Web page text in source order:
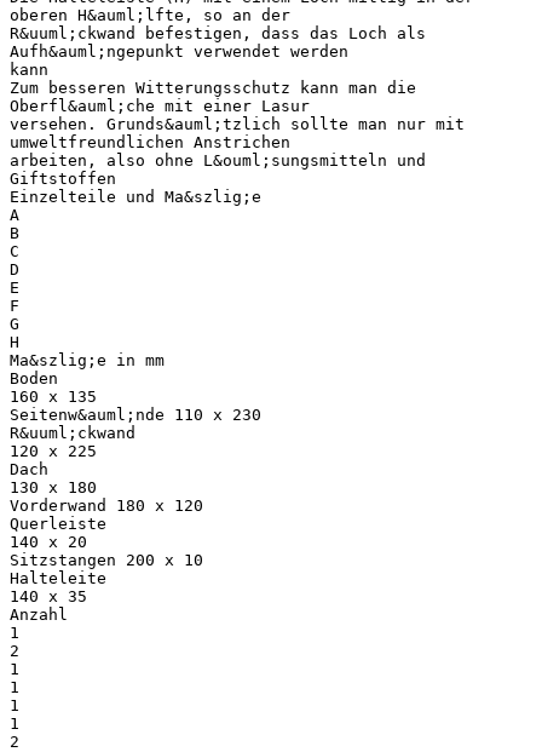
oberen H&auml;lfte, so an der
R&uuml;ckwand befestigen, dass das Loch als
Aufh&auml;ngepunkt verwendet werden
kann
Zum besseren Witterungsschutz kann man die
Oberfl&auml;che mit einer Lasur
versehen. Grunds&auml;tzlich sollte man nur mit
umweltfreundlichen Anstrichen
arbeiten, also ohne L&ouml;sungsmitteln und
Giftstoffen
Einzelteile und Ma&szlig;e
A
B
C
D
E
F
G
H
Ma&szlig;e in mm
Boden
160 x 135
Seitenw&auml;nde 110 x 230
R&uuml;ckwand
120 x 225
Dach
130 x 180
Vorderwand 180 x 120
Querleiste
140 x 20
Sitzstangen 200 x 10
Halteleite
140 x 35
Anzahl
1
2
1
1
1
1
2